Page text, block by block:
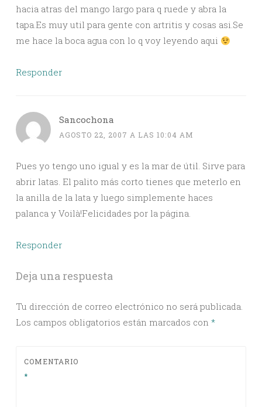
hacia atras del mango largo para q ruede y abra la
tapa.Es muy util para gente con artritis y cosas asi.Se
me hace la boca agua con lo q voy leyendo aqui
Responder
Sancochona
AGOSTO 22, 2007 A LAS 10:04 AM
Pues yo tengo uno igual y es la mar de útil. Sirve para
abrir latas. El palito más corto tienes que meterlo en
la anilla de la lata y luego simplemente haces
palanca y Voilà!Felicidades por la página.
Responder
Deja una respuesta
Tu dirección de correo electrónico no será publicada.
Los campos obligatorios están marcados con *
COMENTARIO
*